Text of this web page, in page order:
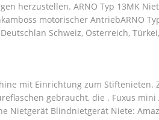
herzustellen. ARNO Typ 13MK
motorischer AntriebARNO
Schweiz, Österreich,
mit Einrichtung zum
gebraucht, die . Fuxus mini
Nietgerät Blindnietgerät Niete: